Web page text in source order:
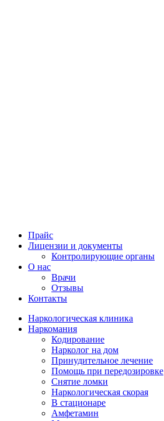
Прайс
Лицензии и документы
Контролирующие органы
О нас
Врачи
Отзывы
Контакты
Наркологическая клиника
Наркомания
Кодирование
Нарколог на дом
Принудительное лечение
Помощь при передозировке
Снятие ломки
Наркологическая скорая
В стационаре
Амфетамин